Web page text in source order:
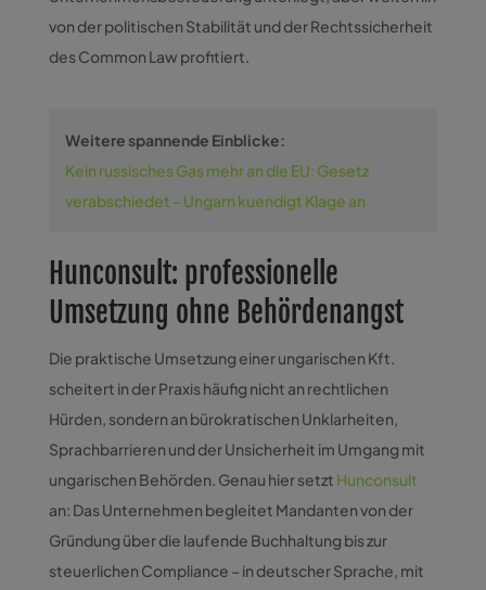
von der politischen Stabilität und der Rechtssicherheit
des Common Law profitiert.
Weitere spannende Einblicke:
Kein russisches Gas mehr an die EU: Gesetz
verabschiedet – Ungarn kuendigt Klage an
Hunconsult: professionelle
Umsetzung ohne Behördenangst
Die praktische Umsetzung einer ungarischen Kft.
scheitert in der Praxis häufig nicht an rechtlichen
Hürden, sondern an bürokratischen Unklarheiten,
Sprachbarrieren und der Unsicherheit im Umgang mit
ungarischen Behörden. Genau hier setzt Hunconsult
an: Das Unternehmen begleitet Mandanten von der
Gründung über die laufende Buchhaltung bis zur
steuerlichen Compliance – in deutscher Sprache, mit